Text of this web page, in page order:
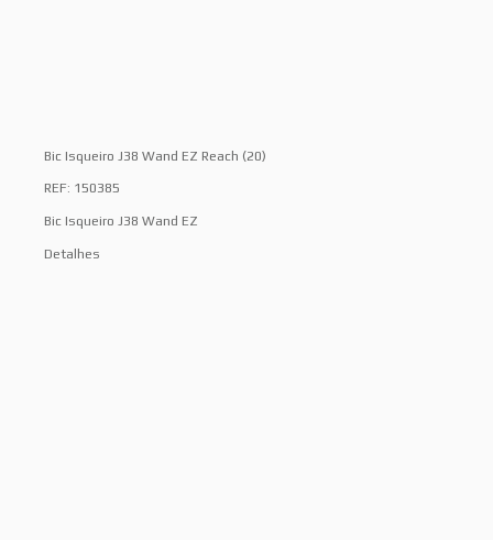
Bic Isqueiro J38 Wand EZ Reach (20)
REF: 150385
Bic Isqueiro J38 Wand EZ
Detalhes